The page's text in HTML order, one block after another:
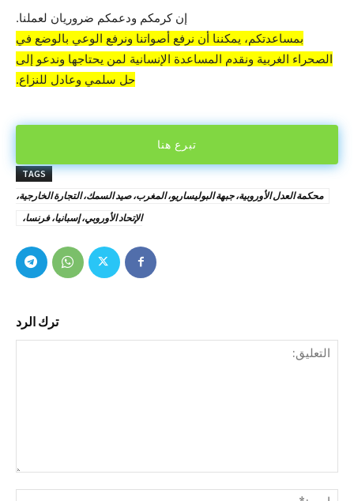
إن كرمكم ودعمكم ضروريان لعملنا.
بمساعدتكم، يمكننا أن نرفع أصواتنا ونرفع الوعي بالوضع في
الصحراء الغربية ونقدم المساعدة الإنسانية لمن يحتاجها وندعو إلى
حل سلمي وعادل للنزاع.
تبرع هنا
TAGS
محكمة العدل الأوروبية، جبهة البوليساريو، المغرب، صيد السمك، التجارة الخارجية،
الإتحاد الأوروبي، إسبانيا، فرنسا،
ترك الرد